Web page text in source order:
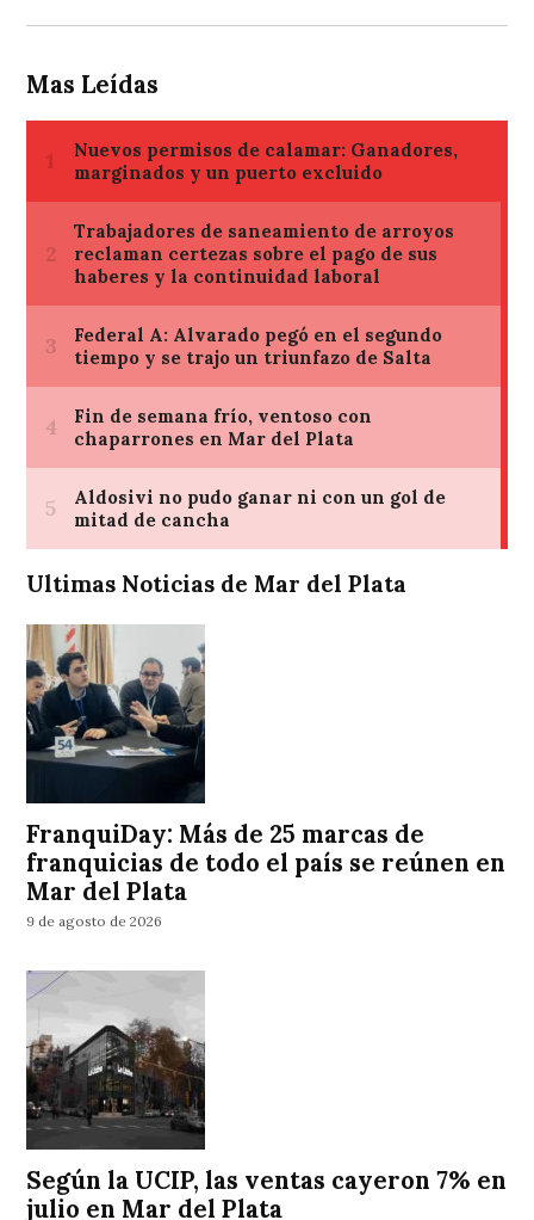
Mas Leídas
Ultimas Noticias de Mar del Plata
FranquiDay: Más de 25 marcas de
franquicias de todo el país se reúnen en
Mar del Plata
9 de agosto de 2026
Según la UCIP, las ventas cayeron 7% en
julio en Mar del Plata